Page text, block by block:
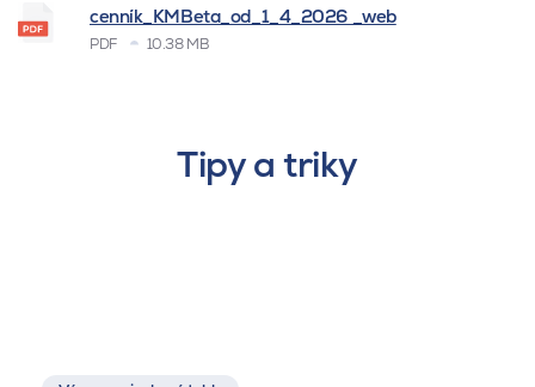
cenník_KMBeta_od_1_4_2026 _web
PDF 10.38 MB
Tipy a triky